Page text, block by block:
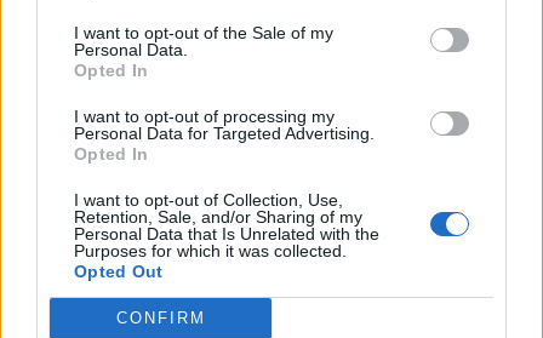
I want to opt-out of the Sale of my
Personal Data.
Opted In
I want to opt-out of processing my
Personal Data for Targeted Advertising.
Opted In
I want to opt-out of Collection, Use,
Retention, Sale, and/or Sharing of my
Personal Data that Is Unrelated with the
Purposes for which it was collected.
Opted Out
CONFIRM
Médicament retiré en urgence pour risques graves et données falsifiées
Ce cancer mortel explose chez les personnes nées après 1980 : le
Je suis cardiologue et voici le seul chocolat que je valide : c’est le
meilleur pour le cœur